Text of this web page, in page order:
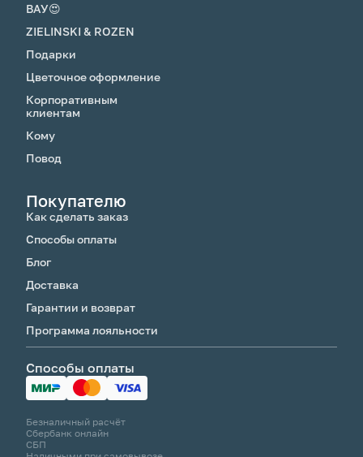
ВАУ😍
ZIELINSKI & ROZEN
Подарки
Цветочное оформление
Корпоративным
клиентам
Кому
Повод
Покупателю
Как сделать заказ
Способы оплаты
Блог
Доставка
Гарантии и возврат
Программа лояльности
Способы оплаты
Безналичный расчёт
Сбербанк онлайн
СБП